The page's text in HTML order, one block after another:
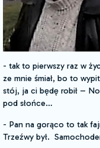
- tak to pierwszy raz w
ze mnie śmiał, bo to
stój, ja ci będę robił –
pod słońce…
- Pan na gorąco to tak
Trzeźwy był.